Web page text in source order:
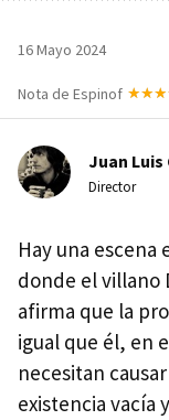
16 Mayo 2024
Nota de Espinof
Juan Luis
Director
Hay una escena
donde el villano
afirma que la
igual que él, en
necesitan causar
existencia vacía